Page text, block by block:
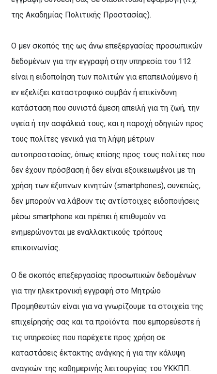
της Ακαδημίας Πολιτικής Προστασίας).
Ο μεν σκοπός της ως άνω επεξεργασίας προσωπικών
δεδομένων για την εγγραφή στην υπηρεσία του 112
είναι η ειδοποίηση των πολιτών για επαπειλούμενο ή
εν εξελίξει καταστροφικό συμβάν ή επικίνδυνη
κατάσταση που συνιστά άμεση απειλή για τη ζωή, την
υγεία ή την ασφάλειά τους, και η παροχή οδηγιών προς
τους πολίτες γενικά για τη λήψη μέτρων
αυτοπροστασίας, όπως επίσης προς τους πολίτες που
δεν έχουν πρόσβαση ή δεν είναι εξοικειωμένοι με τη
χρήση των έξυπνων κινητών (smartphones), συνεπώς,
δεν μπορούν να λάβουν τις αντίστοιχες ειδοποιήσεις
μέσω smartphone και πρέπει ή επιθυμούν να
ενημερώνονται με εναλλακτικούς τρόπους
επικοινωνίας.
Ο δε σκοπός επεξεργασίας προσωπικών δεδομένων
για την ηλεκτρονική εγγραφή στο Μητρώο
Προμηθευτών είναι για να γνωρίζουμε τα στοιχεία της
επιχείρησής σας και τα προϊόντα που εμπορεύεστε ή
τις υπηρεσίες που παρέχετε προς χρήση σε
καταστάσεις έκτακτης ανάγκης ή για την κάλυψη
αναγκών της καθημερινής λειτουργίας του ΥΚΚΠΠ.